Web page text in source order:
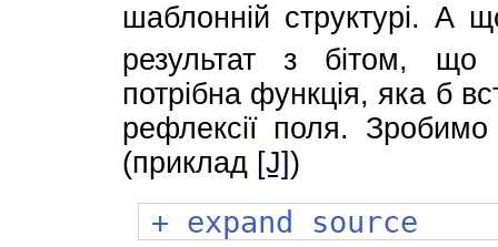
шаблонній структурі. А
результат з бітом, що
потрібна функція, яка б
рефлексії поля.
(приклад [J])
+ expand source